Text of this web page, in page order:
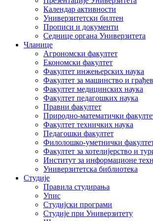
Календар активности
Универзитетски билтен
Прописи и документи
Седнице органа Универзитета
Чланице
Агрономски факултет
Економски факултет
Факултет инжењерских наука
Факултет за машинство и
Факултет медицинских наука
Факултет педагошких наука
Правни факултет
Природно-математички
Факултет техничких наука
Педагошки факултет
Филолошко-уметнички
Факултет за хотелијерство и
Институт за информационе
Универзитетска библиотека
Студије
Правила студирања
Упис
Студијски програми
Студије при Универзитету